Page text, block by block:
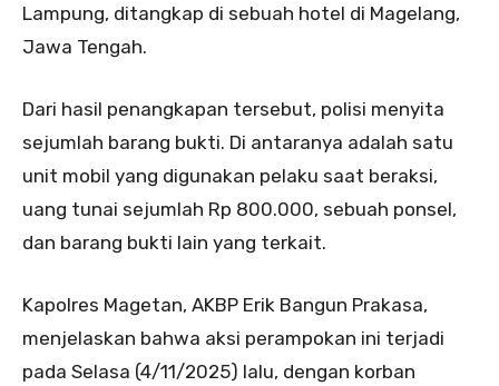
Lampung, ditangkap di sebuah hotel di Magelang,
Jawa Tengah.
Dari hasil penangkapan tersebut, polisi menyita
sejumlah barang bukti. Di antaranya adalah satu
unit mobil yang digunakan pelaku saat beraksi,
uang tunai sejumlah Rp 800.000, sebuah ponsel,
dan barang bukti lain yang terkait.
Kapolres Magetan, AKBP Erik Bangun Prakasa,
menjelaskan bahwa aksi perampokan ini terjadi
pada Selasa (4/11/2025) lalu, dengan korban